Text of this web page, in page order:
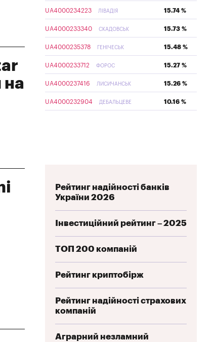
на
UA4000234223 ЛІВАДІЯ 15.74 %
UA4000233340 СКАДОВСЬК 15.73 %
UA4000235378 ГЕНІЧЕСЬК 15.48 %
UA4000233712 ФОРОС 15.27 %
UA4000237416 ЛИСИЧАНСЬК 15.26 %
UA4000232904 ДЕБАЛЬЦЕВЕ 10.16 %
Рейтинг надійності банків
України 2026
Інвестиційний рейтинг – 2025
ТОП 200 компаній
Рейтинг криптобірж
Рейтинг надійності страхових
компаній
Аграрний незламний